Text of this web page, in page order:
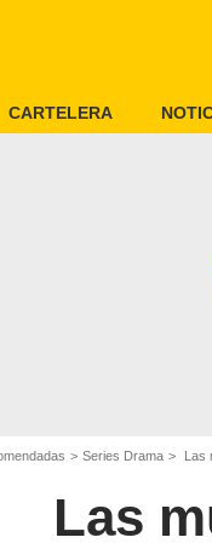
CARTELERA
Series Drama Las
Las